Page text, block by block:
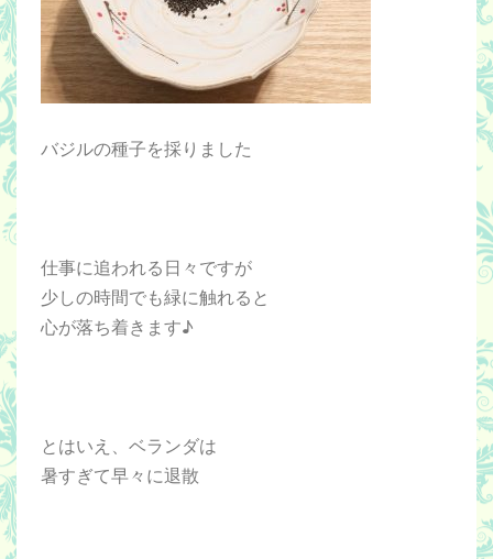
バジルの種子を採りました
仕事に追われる日々ですが
少しの時間でも緑に触れると
心が落ち着きます♪
とはいえ、ベランダは
暑すぎて早々に退散